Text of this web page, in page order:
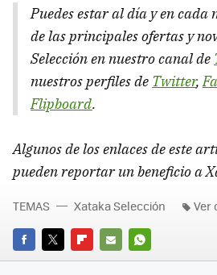
Puedes estar al día y en
de las principales ofertas y
Selección en nuestro canal de
nuestros perfiles de Twitter,
Flipboard.
Algunos de los enlaces de este
pueden reportar un beneficio a
FACEBOOK
TWITTERFLIPBOARD
E-
WHATSAPP
TEMAS Xataka Selección Ver